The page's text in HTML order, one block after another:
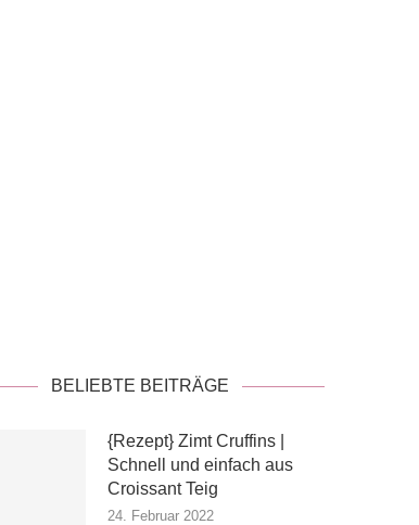
BELIEBTE BEITRÄGE
{Rezept} Zimt Cruffins |
Schnell und einfach aus
Croissant Teig
24. Februar 2022